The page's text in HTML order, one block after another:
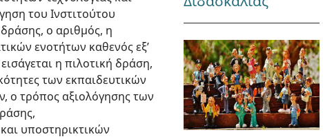
του Ινστιτούτου
δράσης, ο αριθμός, η
ενοτήτων καθενός εξ’
η πιλοτική δράση,
των εκπαιδευτικών
ο τρόπος αξιολόγησης των
υποστηρικτικών